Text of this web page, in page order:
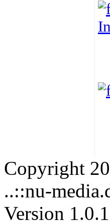
Copyright
..::nu-
Version